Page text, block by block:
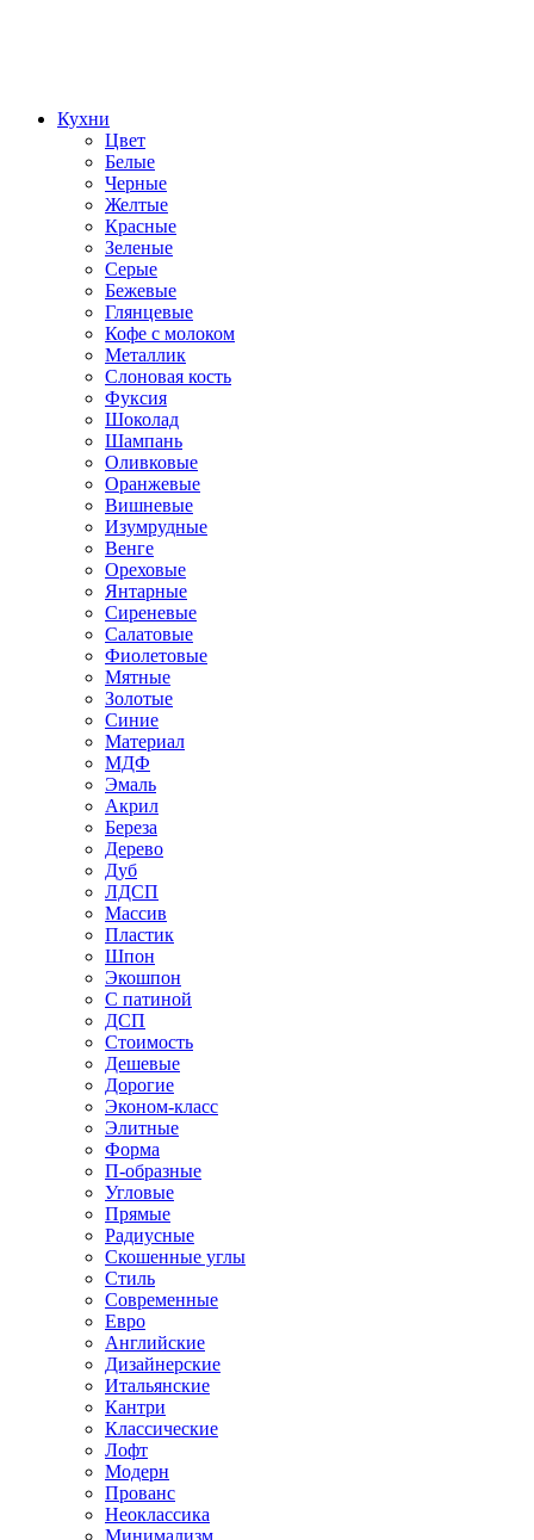
Кухни
Цвет
Белые
Черные
Желтые
Красные
Зеленые
Серые
Бежевые
Глянцевые
Кофе с молоком
Металлик
Слоновая кость
Фуксия
Шоколад
Шампань
Оливковые
Оранжевые
Вишневые
Изумрудные
Венге
Ореховые
Янтарные
Сиреневые
Салатовые
Фиолетовые
Мятные
Золотые
Синие
Материал
МДФ
Эмаль
Акрил
Береза
Дерево
Дуб
ЛДСП
Массив
Пластик
Шпон
Экошпон
С патиной
ДСП
Стоимость
Дешевые
Дорогие
Эконом-класс
Элитные
Форма
П-образные
Угловые
Прямые
Радиусные
Скошенные углы
Стиль
Современные
Евро
Английские
Дизайнерские
Итальянские
Кантри
Классические
Лофт
Модерн
Прованс
Неоклассика
Минимализм